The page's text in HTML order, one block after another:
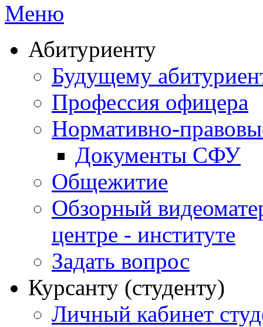
Меню
Абитуриенту
Будущему
Профессия офицера
Нормативно-
Документы СФУ
Общежитие
Обзорный
центре - институте
Задать вопрос
Курсанту (студенту)
Личный кабинет